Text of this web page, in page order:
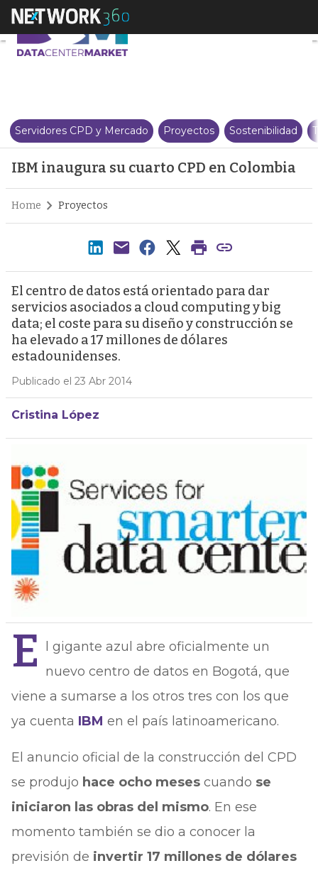
IBM inaugura su cuarto CPD
Servidores CPD y Mercado Proyectos Sostenibilidad
IBM inaugura su cuarto CPD en Colombia
Home Proyectos
El centro de datos está orientado para dar
servicios asociados a cloud computing y big
data; el coste para su diseño y construcción se
ha elevado a 17 millones de dólares
estadounidenses.
Publicado el 23 Abr 2014
Cristina López
E
l gigante azul abre oficialmente un
nuevo centro de datos en Bogotá, que
viene a sumarse a los otros tres con los que
ya cuenta IBM en el país latinoamericano.
El anuncio oficial de la construcción del CPD
se produjo hace ocho mesescuando se
iniciaron las obras del mismo. En ese
momento también se dio a conocer la
previsión de invertir 17 millones de dólares